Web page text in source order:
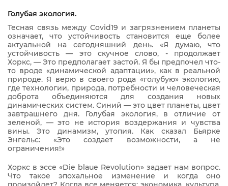
Голубая экология.
Тесная связь между Covid19 и загрязнением планеты
означает, что устойчивость становится еще более
актуальной на сегодняшний день. «Я думаю, что
устойчивость — это скучное слово, - продолжает
Хоркс, — Это предполагает застой. Я бы предпочел что-
то вроде «динамической адаптации», как в реальной
природе. Я верю в своего рода «голубую» экологию,
где технологии, природа, потребности и человеческая
доброта объединяются для создания новых
динамических систем. Синий — это цвет планеты, цвет
завтрашнего дня. Голубая экология, в отличие от
зеленой, — это не история воздержания и чувства
вины. Это динамизм, утопия. Как сказал Бьярке
Энгельс: «Это создает возможности, а не
ограничения!»
Хоркс в эссе «Die blaue Revolution» задает нам вопрос.
Что такое эпохальное изменение и когда оно